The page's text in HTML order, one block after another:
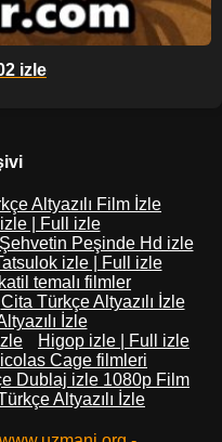
izle
Altyazılı Film İzle
| Full izle
Şehvetin Peşinde Hd izle
izle | Full izle
temalı filmler
Cita Türkçe Altyazılı İzle
İzle
Higop izle | Full izle
Cage filmleri
Dublaj izle 1080p Film
Altyazılı İzle